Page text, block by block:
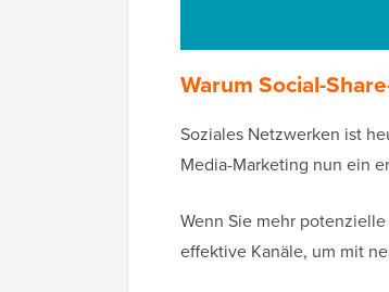
Warum Social-
Soziales Netzwerken ist
Media-Marketing nun ein
Wenn Sie mehr
effektive Kanäle, um mit